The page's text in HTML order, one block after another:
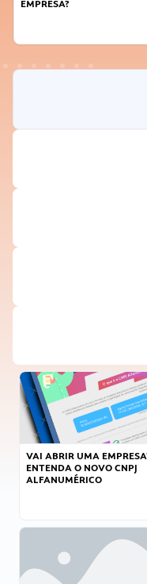
VAI ABRIR UMA
ENTENDA O NOVO CNPJ
ALFANUMÉRICO